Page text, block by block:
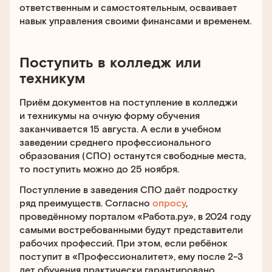
ответственным и самостоятельным, осваивает
навык управления своими финансами и временем.
Поступить в колледж или
техникум
Приём документов на поступление в колледжи
и техникумы на очную форму обучения
заканчивается 15 августа. А если в учебном
заведении среднего профессионального
образования (СПО) останутся свободные места,
то поступить можно до 25 ноября.
Поступление в заведения СПО даёт подростку
ряд преимуществ. Согласно опросу,
проведённому порталом «Работа.ру», в 2024 году
самыми востребованными будут представители
рабочих профессий. При этом, если ребёнок
поступит в «Профессионалитет», ему после 2-3
лет обучения практически гарантировано